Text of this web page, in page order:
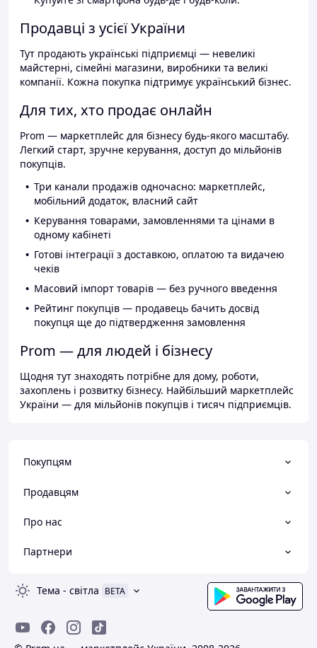
Продавці з усієї України
Тут продають українські підприємці — невеликі
майстерні, сімейні магазини, виробники та великі
компанії. Кожна покупка підтримує український бізнес.
Для тих, хто продає онлайн
Prom — маркетплейс для бізнесу будь-якого масштабу.
Легкий старт, зручне керування, доступ до мільйонів
покупців.
Три канали продажів одночасно: маркетплейс,
мобільний додаток, власний сайт
Керування товарами, замовленнями та цінами в
одному кабінеті
Готові інтеграції з доставкою, оплатою та видачею
чеків
Масовий імпорт товарів — без ручного введення
Рейтинг покупців — продавець бачить досвід
покупця ще до підтвердження замовлення
Prom — для людей і бізнесу
Щодня тут знаходять потрібне для дому, роботи,
захоплень і розвитку бізнесу. Найбільший маркетплейс
України — для мільйонів покупців і тисяч підприємців.
Покупцям
Продавцям
Про нас
Партнери
Тема - світла BETA